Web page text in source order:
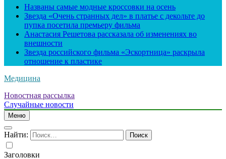
Названы самые модные кроссовки на осень
Звезда «Очень странных дел» в платье с декольте до
пупка посетила премьеру фильма
Анастасия Решетова рассказала об изменениях во
внешности
Звезда российского фильма «Эскортница» раскрыла
отношение к пластике
Медицина
Новостная рассылка
Случайные новости
Меню
Найти:
Заголовки